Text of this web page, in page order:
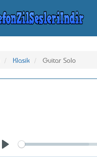
Klasik Guitar Solo
Seek